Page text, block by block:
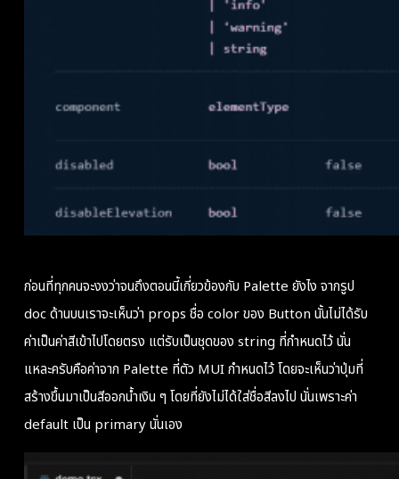
ก่อนที่ทุกคนจะงงว่าจนถึงตอนนี้เกี่ยวข้องกับ Palette ยังไง จากรูป
doc ด้านบนเราจะเห็นว่า props ชื่อ color ของ Button นั้นไม่ได้รับ
ค่าเป็นค่าสีเข้าไปโดยตรง แต่รับเป็นชุดของ string ที่กำหนดไว้ นั่น
แหละครับคือค่าจาก Palette ที่ตัว MUI กำหนดไว้ โดยจะเห็นว่าปุ่มที่
สร้างขึ้นมาเป็นสีออกน้ำเงิน ๆ โดยที่ยังไม่ได้ใส่ชื่อสีลงไป นั่นเพราะค่า
default เป็น primary นั่นเอง